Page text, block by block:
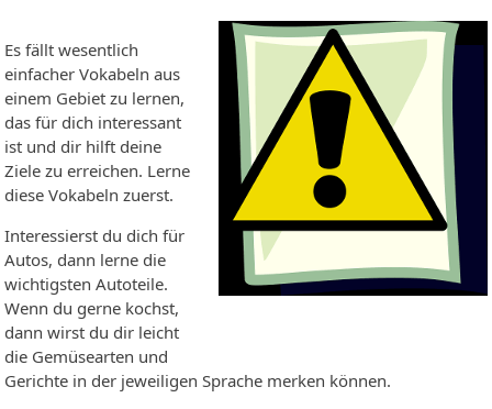
Es fällt wesentlich
einfacher Vokabeln aus
einem Gebiet zu lernen,
das für dich interessant
ist und dir hilft deine
Ziele zu erreichen. Lerne
diese Vokabeln zuerst.
Interessierst du dich für
Autos, dann lerne die
wichtigsten Autoteile.
Wenn du gerne kochst,
dann wirst du dir leicht
die Gemüsearten und
Gerichte in der jeweiligen Sprache merken können.